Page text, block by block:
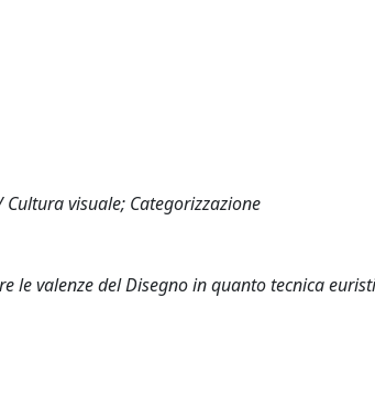
visuale; Categorizzazione
valenze del Disegno in quanto tecnica